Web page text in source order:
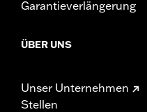
Garantieverlängerung
ÜBER UNS
Unser Unternehmen
Stellen